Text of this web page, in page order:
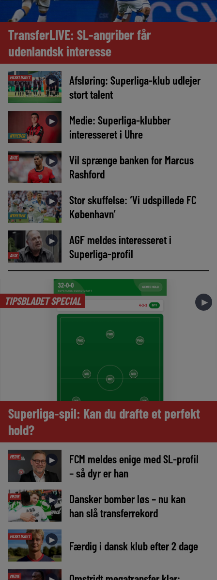
TransferLIVE: SL-angriber får
udenlandsk interesse
EKSKLUSIVT ►
Afsløring: Superliga-klub udlejer
stort talent
NYHEDER
►
Medie: Superliga-klubber
interesseret i Uhre
AVIS ►
Vil sprænge banken for Marcus
Rashford
NYHEDER
►
Stor skuffelse: ‘Vi udspillede FC
København’
AVIS
►
AGF meldes interesseret i
Superliga-profil
TIPSBLADET SPECIAL ►
Superliga-spil: Kan du drafte et perfekt
hold?
MEDIE ►
FCM meldes enige med SL-profil
– så dyr er han
MEDIE ►
Dansker bomber løs – nu kan
han slå transferrekord
EKSKLUSIVT ► Færdig i dansk klub efter 2 dage
MEDIE